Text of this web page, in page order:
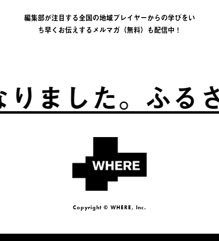
編集部が注目する全国の地域プレイヤーからの学びをい
ち早くお伝えするメルマガ（無料）も配信中！
た。ふるさと
Copyright © WHERE, Inc.